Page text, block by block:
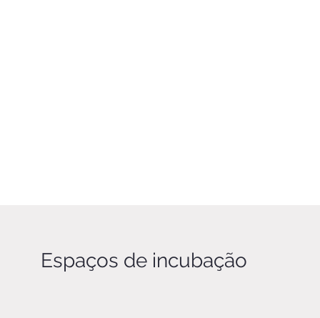
Espaços de incubação